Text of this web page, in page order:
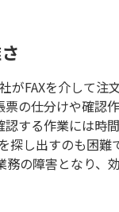
がFAXを介して
票の仕分けや確認
認する作業には時
探し出すのも困
の障害となり、